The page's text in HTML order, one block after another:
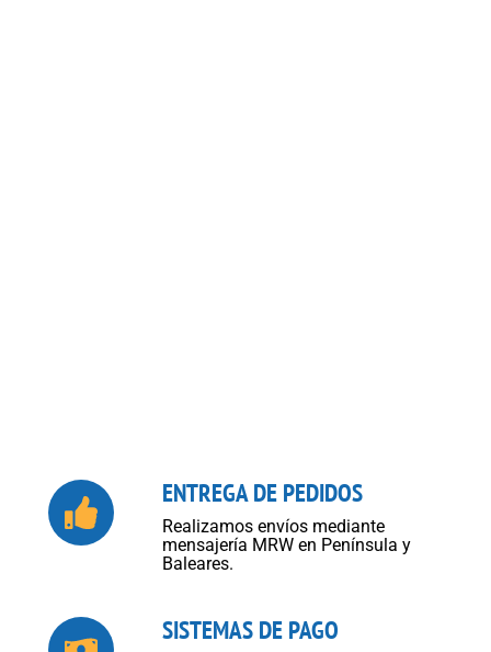
ENTREGA DE PEDIDOS
Realizamos envíos mediante
mensajería MRW en Península y
Baleares.
SISTEMAS DE PAGO